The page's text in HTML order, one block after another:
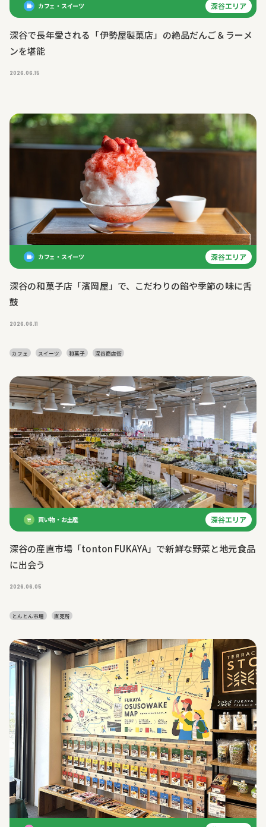
カフェ・スイーツ 深谷エリア
深谷で長年愛される「伊勢屋製菓店」の絶品だんご＆ラーメ
ンを堪能
2026.06.15
カフェ・スイーツ 深谷エリア
深谷の和菓子店「濱岡屋」で、こだわりの餡や季節の味に舌
鼓
2026.06.11
カフェ スイーツ 和菓子 深谷商店街
買い物・お土産 深谷エリア
深谷の産直市場「tonton FUKAYA」で新鮮な野菜と地元食品
に出会う
2026.06.05
とんとん市場 直売所